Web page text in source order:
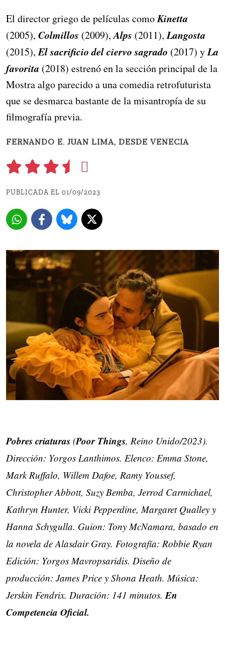
El director griego de películas comoKinetta
(2005), Colmillos (2009),Alps (2011),Langosta
(2015),El sacrificio del ciervo sagrado (2017) yLa
favorita (2018) estrenó en la sección principal de la
Mostra algo parecido a una comedia retrofuturista
que se desmarca bastante de la misantropía de su
filmografía previa.
FERNANDO E. JUAN LIMA, DESDE VENECIA
PUBLICADA EL 01/09/2023
Pobres criaturas (Poor Things, Reino Unido/2023).
Dirección: Yorgos Lanthimos. Elenco: Emma Stone,
Mark Ruffalo, Willem Dafoe, Ramy Youssef,
Christopher Abbott, Suzy Bemba, Jerrod Carmichael,
Kathryn Hunter, Vicki Pepperdine, Margaret Qualley y
Hanna Schygulla. Guion: Tony McNamara, basado en
la novela de Alasdair Gray. Fotografía: Robbie Ryan
Edición: Yorgos Mavropsaridis. Diseño de
producción: James Price y Shona Heath. Música:
Jerskin Fendrix. Duración: 141 minutos. En
Competencia Oficial.